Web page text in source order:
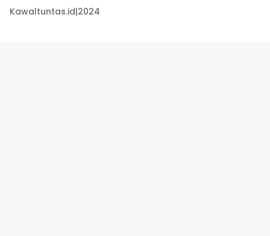
Kawaltuntas.id|2024